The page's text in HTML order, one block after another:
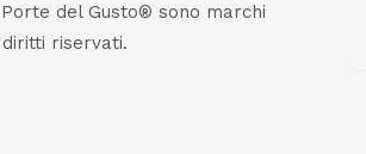
del Gusto® sono marchi
riservati.